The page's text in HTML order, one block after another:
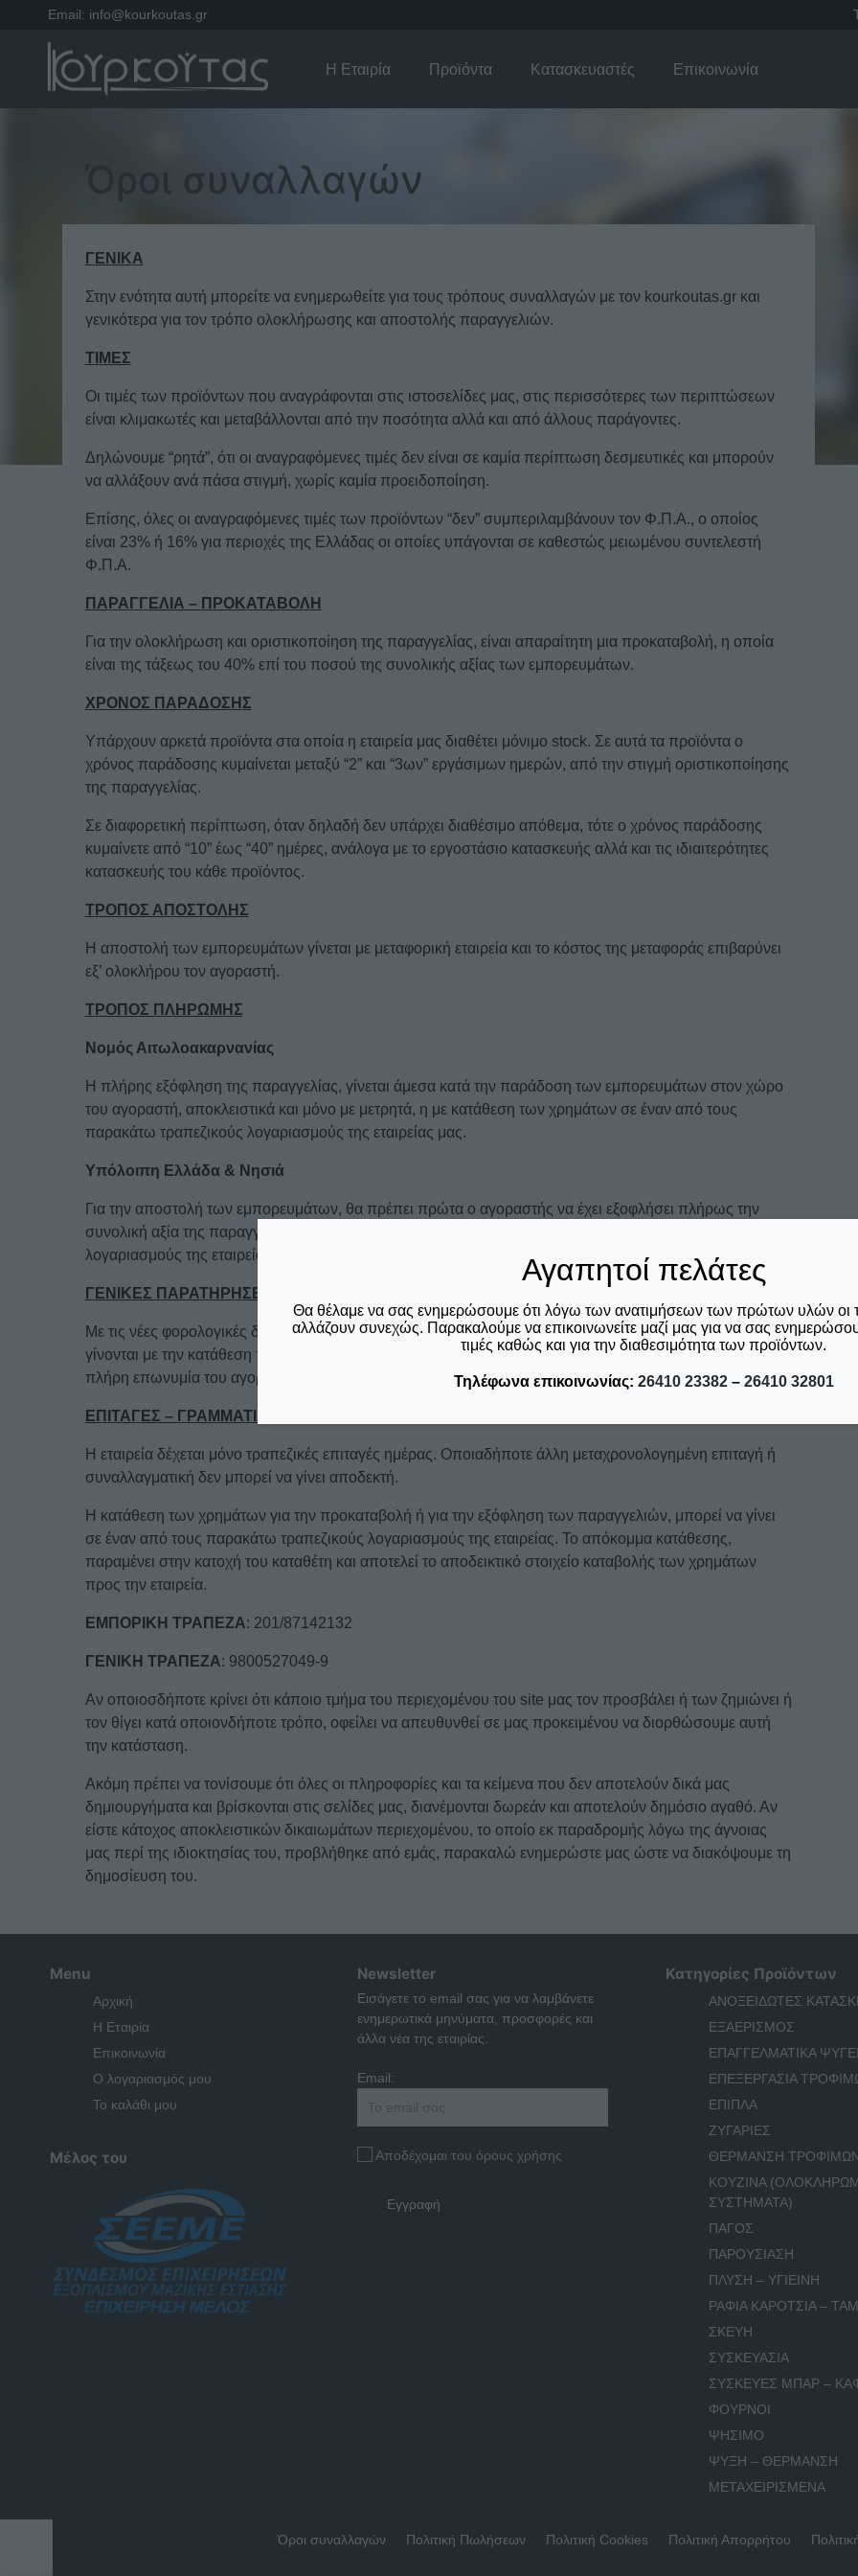
Email: info@kourkoutas.gr
Η Εταιρία Προϊόντα Κατασκευαστές Επικοινωνία
Όροι συναλλαγών
ΓΕΝΙΚΑ
Στην ενότητα αυτή μπορείτε να ενημερωθείτε για τους τρόπους συναλλαγών με τον kourkoutas.gr και
γενικότερα για τον τρόπο ολοκλήρωσης και αποστολής παραγγελιών.
ΤΙΜΕΣ
Οι τιμές των προϊόντων που αναγράφονται στις ιστοσελίδες μας, στις περισσότερες των περιπτώσεων
είναι κλιμακωτές και μεταβάλλονται από την ποσότητα αλλά και από άλλους παράγοντες.
Δηλώνουμε “ρητά”, ότι οι αναγραφόμενες τιμές δεν είναι σε καμία περίπτωση δεσμευτικές και μπορούν
να αλλάξουν ανά πάσα στιγμή, χωρίς καμία προειδοποίηση.
Επίσης, όλες οι αναγραφόμενες τιμές των προϊόντων “δεν” συμπεριλαμβάνουν τον Φ.Π.Α., ο οποίος
είναι 23% ή 16% για περιοχές της Ελλάδας οι οποίες υπάγονται σε καθεστώς μειωμένου συντελεστή
Φ.Π.Α.
ΠΑΡΑΓΓΕΛΙΑ – ΠΡΟΚΑΤΑΒΟΛΗ
Για την ολοκλήρωση και οριστικοποίηση της παραγγελίας, είναι απαραίτητη μια προκαταβολή, η οποία
είναι της τάξεως του 40% επί του ποσού της συνολικής αξίας των εμπορευμάτων.
ΧΡΟΝΟΣ ΠΑΡΑΔΟΣΗΣ
Υπάρχουν αρκετά προϊόντα στα οποία η εταιρεία μας διαθέτει μόνιμο stock. Σε αυτά τα προϊόντα ο
χρόνος παράδοσης κυμαίνεται μεταξύ “2” και “3ων” εργάσιμων ημερών, από την στιγμή οριστικοποίησης
της παραγγελίας.
Σε διαφορετική περίπτωση, όταν δηλαδή δεν υπάρχει διαθέσιμο απόθεμα, τότε ο χρόνος παράδοσης
κυμαίνετε από “10” έως “40” ημέρες, ανάλογα με το εργοστάσιο κατασκευής αλλά και τις ιδιαιτερότητες
κατασκευής του κάθε προϊόντος.
ΤΡΟΠΟΣ ΑΠΟΣΤΟΛΗΣ
H αποστολή των εμπορευμάτων γίνεται με μεταφορική εταιρεία και το κόστος της μεταφοράς επιβαρύνει
εξ’ ολοκλήρου τoν αγοραστή.
ΤΡΟΠΟΣ ΠΛΗΡΩΜΗΣ
Νομός Αιτωλοακαρνανίας
Η πλήρης εξόφληση της παραγγελίας, γίνεται άμεσα κατά την παράδοση των εμπορευμάτων στον χώρο
του αγοραστή, αποκλειστικά και μόνο με μετρητά, η με κατάθεση των χρημάτων σε έναν από τους
παρακάτω τραπεζικούς λογαριασμούς της εταιρείας μας.
Υπόλοιπη Ελλάδα & Νησιά
Για την αποστολή των εμπορευμάτων, θα πρέπει πρώτα ο αγοραστής να έχει εξοφλήσει πλήρως την
συνολική αξία της παραγγελίας με κατάθεση των χρημάτων σε έναν από τους παρακάτω τραπεζικούς
λογαριασμούς της εταιρείας μας.
ΓΕΝΙΚΕΣ ΠΑΡΑΤΗΡΗΣΕΙΣ
Με τις νέες φορολογικές διατάξεις, όλες οι συναλλαγές για ποσά άνω των 3.000 euro, θα πρέπει να
γίνονται με την κατάθεση του ποσού σε τραπεζικό λογαριασμό του πωλητή, με αιτιολογία κατάθεσης την
πλήρη επωνυμία του αγοραστή.
ΕΠΙΤΑΓΕΣ – ΓΡΑΜΜΑΤΙΑ
Η εταιρεία δέχεται μόνο τραπεζικές επιταγές ημέρας. Οποιαδήποτε άλλη μεταχρονολογημένη επιταγή ή
συναλλαγματική δεν μπορεί να γίνει αποδεκτή.
Η κατάθεση των χρημάτων για την προκαταβολή ή για την εξόφληση των παραγγελιών, μπορεί να γίνει
σε έναν από τους παρακάτω τραπεζικούς λογαριασμούς της εταιρείας. Το απόκομμα κατάθεσης,
παραμένει στην κατοχή του καταθέτη και αποτελεί το αποδεικτικό στοιχείο καταβολής των χρημάτων
προς την εταιρεία.
ΕΜΠΟΡΙΚΗ ΤΡΑΠΕΖΑ: 201/87142132
ΓΕΝΙΚΗ ΤΡΑΠΕΖΑ: 9800527049-9
Αν οποιοσδήποτε κρίνει ότι κάποιο τμήμα του περιεχομένου του site μας τον προσβάλει ή των ζημιώνει ή
τον θίγει κατά οποιονδήποτε τρόπο, οφείλει να απευθυνθεί σε μας προκειμένου να διορθώσουμε αυτή
την κατάσταση.
Ακόμη πρέπει να τονίσουμε ότι όλες οι πληροφορίες και τα κείμενα που δεν αποτελούν δικά μας
δημιουργήματα και βρίσκονται στις σελίδες μας, διανέμονται δωρεάν και αποτελούν δημόσιο αγαθό. Αν
είστε κάτοχος αποκλειστικών δικαιωμάτων περιεχομένου, το οποίο εκ παραδρομής λόγω της άγνοιας
μας περί της ιδιοκτησίας του, προβλήθηκε από εμάς, παρακαλώ ενημερώστε μας ώστε να διακόψουμε τη
δημοσίευση του.
Menu
Αρχική
Η Εταιρία
Επικοινωνία
Ο λογαριασμός μου
Το καλάθι μου
Μέλος του
Newsletter
Εισάγετε το email σας για να λαμβάνετε
ενημερωτικά μηνύματα, προσφορές και
άλλα νέα της εταιρίας.
Email:
Αποδέχομαι του όρους χρήσης
Κατηγορίες Προϊόντων
ΑΝΟΞΕΙΔΩΤΕΣ
ΕΞΑΕΡΙΣΜΟΣ
ΕΠΑΓΓΕΛΜΑΤΙΚΑ
ΕΠΕΞΕΡΓΑΣΙΑ
ΕΠΙΠΛΑ
ΖΥΓΑΡΙΕΣ
ΘΕΡΜΑΝΣΗ
ΚΟΥΖΙΝΑ
ΣΥΣΤΗΜΑΤΑ)
ΠΑΓΟΣ
ΠΑΡΟΥΣΙΑΣΗ
ΠΛΥΣΗ – ΥΓΙΕΙΝΗ
ΡΑΦΙΑ ΚΑΡΟΤΣΙΑ –
ΣΚΕΥΗ
ΣΥΣΚΕΥΑΣΙΑ
ΣΥΣΚΕΥΕΣ ΜΠΑΡ –
ΦΟΥΡΝΟΙ
ΨΗΣΙΜΟ
ΨΥΞΗ – ΘΕΡΜΑΝΣΗ
ΜΕΤΑΧΕΙΡΙΣΜΕΝΑ
Όροι συναλλαγών Πολιτική Πωλήσεων Πολιτική Cookies Πολιτική Απορρήτου
Αγαπητοί πελάτες
Θα θέλαμε να σας ενημερώσουμε ότι λόγω των ανατιμήσεων των πρώτων υλών οι
αλλάζουν συνεχώς. Παρακαλούμε να επικοινωνείτε μαζί μας για να σας
τιμές καθώς και για την διαθεσιμότητα των προϊόντων.
Τηλέφωνα επικοινωνίας: 26410 23382– 26410 32801